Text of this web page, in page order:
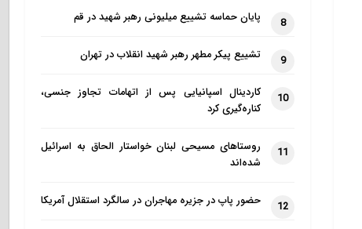
8 پایان حماسه تشییع میلیونی رهبر شهید در قم
9 تشییع پیکر مطهر رهبر شهید انقلاب در تهران
10
کاردینال اسپانیایی پس از اتهامات تجاوز جنسی،
کناره‌گیری کرد
11
روستاهای مسیحی لبنان خواستار الحاق به اسرائیل
شده‌اند
12 حضور پاپ در جزیره مهاجران در سالگرد استقلال آمریکا